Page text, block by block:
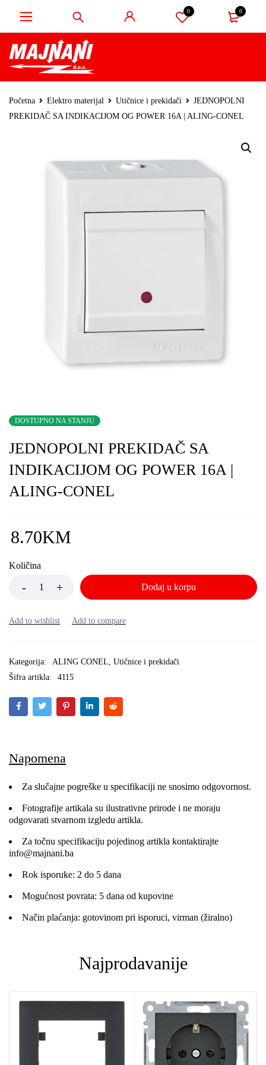
0 0
Početna Elektro materijal Utičnice i prekidači
JEDNOPOLNI
PREKIDAČ SA INDIKACIJOM OG POWER 16A | ALING-CONEL
DOSTUPNO NA STANJU
JEDNOPOLNI PREKIDAČ SA
INDIKACIJOM OG POWER 16A |
ALING-CONEL
8.70KM
Količina
Dodaj u korpu
Kategorija: ALING CONEL, Utičnice i prekidači
Šifra artikla:
4115
Napomena
Za slučajne pogreške u specifikaciji ne snosimo odgovornost.
Fotografije artikala su ilustrativne prirode i ne moraju
odgovarati stvarnom izgledu artikla.
Za točnu specifikaciju pojedinog artikla kontaktirajte
info@majnani.ba
Rok isporuke: 2 do 5 dana
Mogućnost povrata: 5 dana od kupovine
Način plaćanja: gotovinom pri isporuci, virman (žiralno)
Najprodavanije